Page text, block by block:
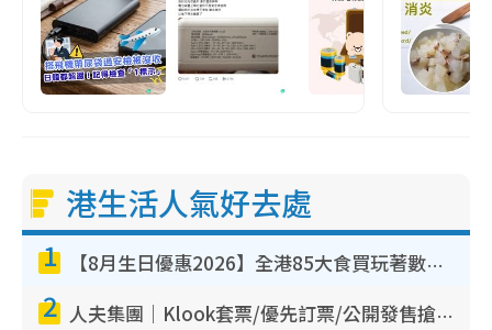
港生活人氣好去處
1 【8月生日優惠2026】全港85大食買玩著數攻略 自助餐/火鍋放題同行免費＋誠品/DONKI送現金券
2 人夫集團｜Klook套票/優先訂票/公開發售搶飛攻略！附票價.購票連結.場地座位表